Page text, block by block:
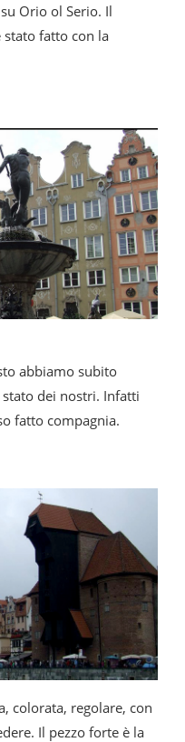
Orio ol Serio. Il
fatto con la
abbiamo subito
dei nostri. Infatti
fatto compagnia.
colorata, regolare, con
Il pezzo forte è la